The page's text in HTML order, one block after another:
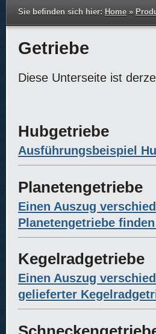
Sie befinden sich hier: Home »
Getriebe
Diese Unterseite ist
Hubgetriebe
Ausführungsbeispiel
Planetengetriebe
Einen Auszug
Planetengetriebe
Kegelradgetriebe
Einen Auszug
gelieferter